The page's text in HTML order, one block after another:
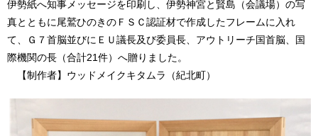
伊勢紙へ知事メッセージを印刷し、伊勢神宮と賢島（会議場）の写
真とともに尾鷲ひのきのＦＳＣ認証材で作成したフレームに入れ
て、Ｇ７首脳並びにＥＵ議長及び委員長、アウトリーチ国首脳、国
際機関の長（合計21件）へ贈りました。
【制作者】ウッドメイクキタムラ（紀北町）